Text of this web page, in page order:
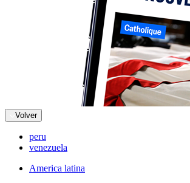
Volver
peru
venezuela
America latina